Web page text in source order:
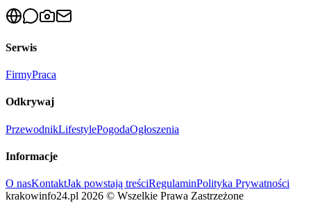
Serwis
FirmyPraca
Odkrywaj
PrzewodnikLifestylePogodaOgłoszenia
Informacje
O nasKontaktJak powstają treściRegulaminPolityka Prywatności
krakowinfo24.pl 2026 © Wszelkie Prawa Zastrzeżone